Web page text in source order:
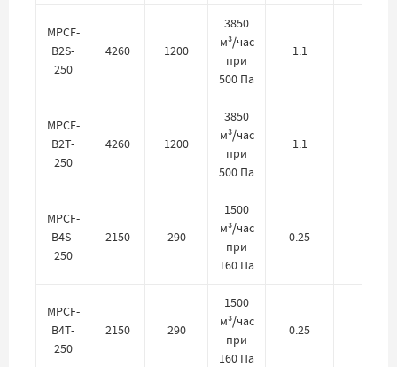
MPCF-
B2S-
250
4260 1200
3850
м³/час
при
500 Па
1.1
MPCF-
B2T-
250
4260 1200
3850
м³/час
при
500 Па
1.1
MPCF-
B4S-
250
2150 290
1500
м³/час
при
160 Па
0.25
MPCF-
B4T-
250
2150 290
1500
м³/час
при
160 Па
0.25